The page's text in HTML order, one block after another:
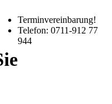
Terminvereinbarung!
Telefon: 0711-912 77
944